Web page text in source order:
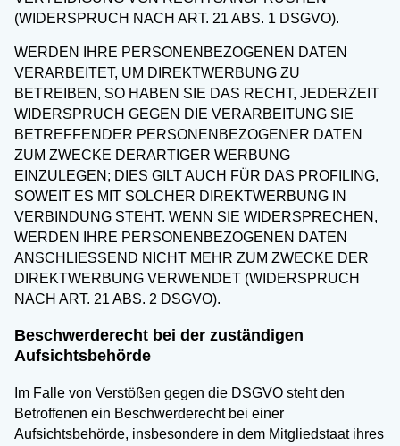
(WIDERSPRUCH NACH ART. 21 ABS. 1 DSGVO).
WERDEN IHRE PERSONENBEZOGENEN DATEN
VERARBEITET, UM DIREKTWERBUNG ZU
BETREIBEN, SO HABEN SIE DAS RECHT, JEDERZEIT
WIDERSPRUCH GEGEN DIE VERARBEITUNG SIE
BETREFFENDER PERSONENBEZOGENER DATEN
ZUM ZWECKE DERARTIGER WERBUNG
EINZULEGEN; DIES GILT AUCH FÜR DAS PROFILING,
SOWEIT ES MIT SOLCHER DIREKTWERBUNG IN
VERBINDUNG STEHT. WENN SIE WIDERSPRECHEN,
WERDEN IHRE PERSONENBEZOGENEN DATEN
ANSCHLIESSEND NICHT MEHR ZUM ZWECKE DER
DIREKTWERBUNG VERWENDET (WIDERSPRUCH
NACH ART. 21 ABS. 2 DSGVO).
Beschwerderecht bei der zuständigen
Aufsichtsbehörde
Im Falle von Verstößen gegen die DSGVO steht den
Betroffenen ein Beschwerderecht bei einer
Aufsichtsbehörde, insbesondere in dem Mitgliedstaat ihres